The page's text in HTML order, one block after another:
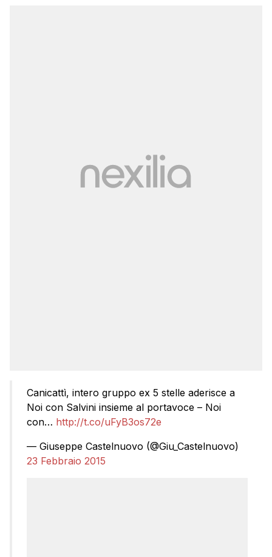
Canicattì, intero gruppo ex 5 stelle aderisce a
Noi con Salvini insieme al portavoce – Noi
con… http://t.co/uFyB3os72e
— Giuseppe Castelnuovo (@Giu_Castelnuovo)
23 Febbraio 2015